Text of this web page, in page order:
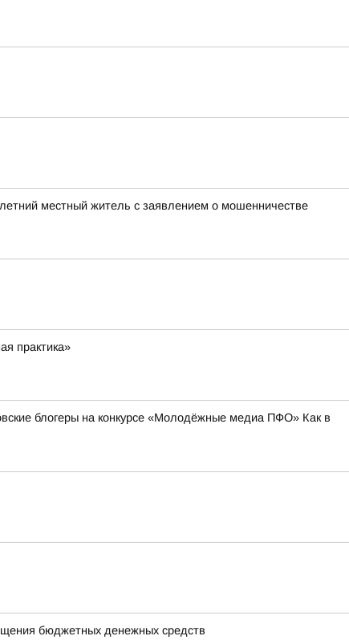
местный житель с заявлением о мошенничестве
практика»
блогеры на конкурсе «Молодёжные медиа ПФО» Как в
бюджетных денежных средств